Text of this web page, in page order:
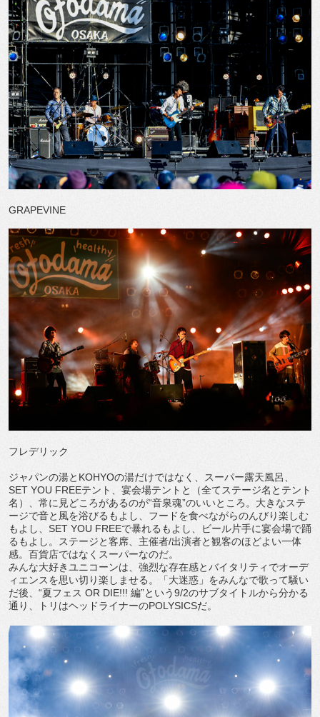
GRAPEVINE
フレデリック
ジャパンの湯とKOHYOの湯だけではなく、スーパー露天風呂、
SET YOU FREEテント、宴会場テントと（全てステージ名とテント
名）、常に見どころがあるのが“音泉魂”のいいところ。大きなステ
ージで音と風を浴びるもよし、フードを食べながらのんびり楽しむ
もよし、SET YOU FREEで暴れるもよし、ビール片手に宴会場で踊
るもよし。ステージと客席、主催者/出演者と観客のほどよい一体
感。百貨店ではなくスーパーなのだ。
みんな大好きユニコーンは、強烈な存在感とバイタリティでオーデ
ィエンスを思い切り楽しませる。「大迷惑」をみんなで歌って騒い
だ後、“夏フェス OR DIE!!! 編”という9/2のサブタイトルから分かる
通り、トリはヘッドライナーのPOLYSICSだ。